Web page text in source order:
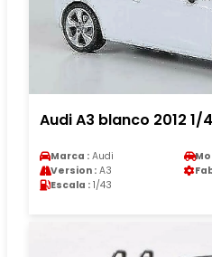
Audi A3 blanco 2012 1/
Marca : Audi
Version : A3
Escala : 1/43